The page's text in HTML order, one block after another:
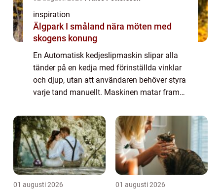
inspiration
Älgpark I småland nära möten med
skogens konung
En Automatisk kedjeslipmaskin slipar alla
tänder på en kedja med förinställda vinklar
och djup, utan att användaren behöver styra
varje tand manuellt. Maskinen matar fram
och slipar med jämnt tryck. Resultate...
01 augusti 2026 01 augusti 2026